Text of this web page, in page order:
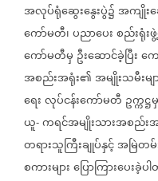
အလုပ်ရုံဆွေးနွေးပွဲ၌အကျိုး
ကော်မတီ၊ပညာပေးစည်းရုံ
ကော်မတီမှ ဦးဆောင်ခဲ့ပြီးက
အစည်းအရုံး၏အမျိုးသမီးမျ
ရေးလုပ်ငန်းကော်မတီ ဥက္ကဋ္ဌမှ
ယူ- ကရင်အမျိုးသားအစည်း
တရားသူကြီးချုပ်နှင့်အမြဲတ
စကားများပြောကြားပေးခဲ့